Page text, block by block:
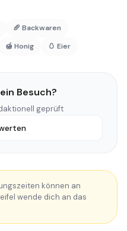
🥖 Backwaren
🍯 Honig 🥚 Eier
Besuch?
geprüft
können an
wende dich an das